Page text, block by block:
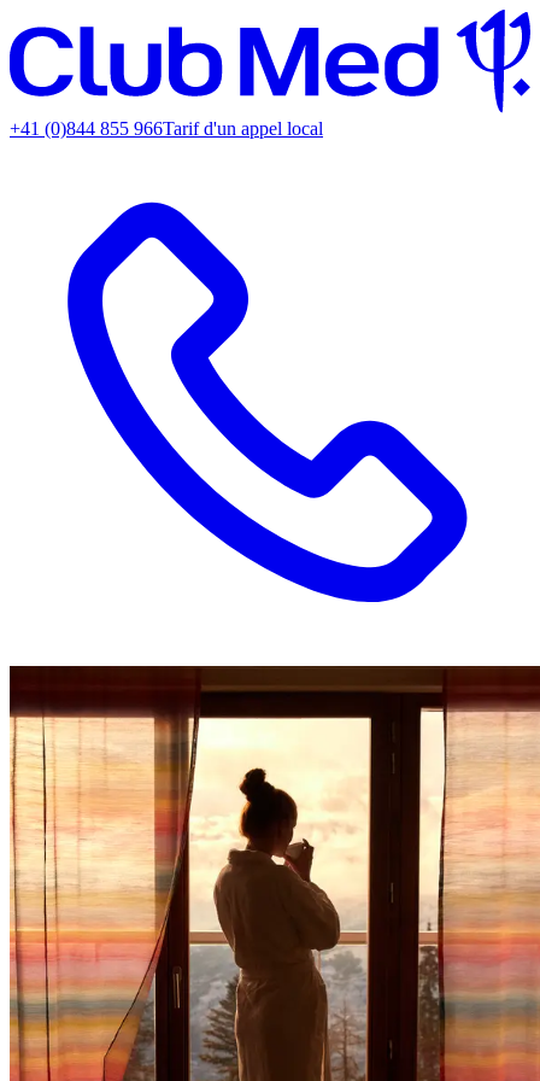
+41 (0)844 855 966Tarif d'un appel local